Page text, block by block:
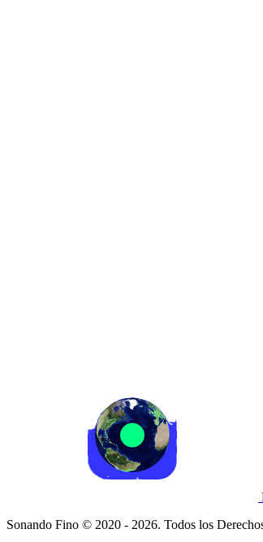
Sonando Fino © 2020 - 2026. Todos los